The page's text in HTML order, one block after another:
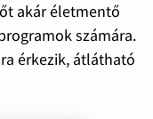
akár életmentő
számára.
érkezik, átlátható